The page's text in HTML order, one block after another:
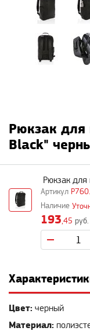
Рюкзак для
Black"
Рюкзак
193,45 руб.
Цвет: черный
Материал: